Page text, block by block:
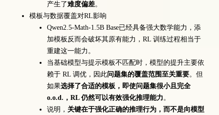
产生了难度偏差。
模板与数据覆盖对RL影响
Qwen2.5-Math-1.5B Base已经具备强大数学能力，添
加模板反而会破坏其原有能力，RL 训练过程相当于
重建这一能力。
当基础模型与提示模板不匹配时，模型的提升主要依
赖于 RL 调优，因此 问题集的覆盖范围至关重要。但
如果选择了合适的模板，即使问题集很小且完全
o.o.d.，RL 仍然可以有效强化推理能力。
说明， 关键在于强化正确的推理行为，而不是向模型